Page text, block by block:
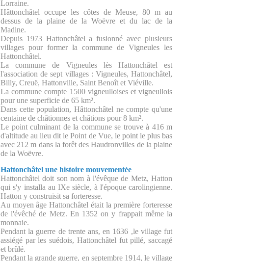
Lorraine.
Hâttonchâtel occupe les côtes de Meuse, 80 m au
dessus de la plaine de la Woëvre et du lac de la
Madine.
Depuis 1973 Hattonchâtel a fusionné avec plusieurs
villages pour former la commune de Vigneules les
Hattonchâtel.
La commune de Vigneules lès Hattonchâtel est
l'association de sept villages : Vigneules, Hattonchâtel,
Billy, Creuë, Hattonville, Saint Benoît et Viéville.
La commune compte 1500 vigneulloises et vigneullois
pour une superficie de 65 km².
Dans cette population, Hâttonchâtel ne compte qu'une
centaine de châtionnes et châtions pour 8 km².
Le point culminant de la commune se trouve à 416 m
d'altitude au lieu dit le Point de Vue, le point le plus bas
avec 212 m dans la forêt des Haudronvilles de la plaine
de la Woëvre.
Hattonchâtel une histoire mouvementée
Hattonchâtel doit son nom à l'évêque de Metz, Hatton
qui s'y installa au IXe siècle, à l'époque carolingienne.
Hatton y construisit sa forteresse.
Au moyen âge Hattonchâtel était la première forteresse
de l'évêché de Metz. En 1352 on y frappait même la
monnaie.
Pendant la guerre de trente ans, en 1636 ,le village fut
assiégé par les suédois, Hattonchâtel fut pillé, saccagé
et brûlé.
Pendant la grande guerre, en septembre 1914, le village